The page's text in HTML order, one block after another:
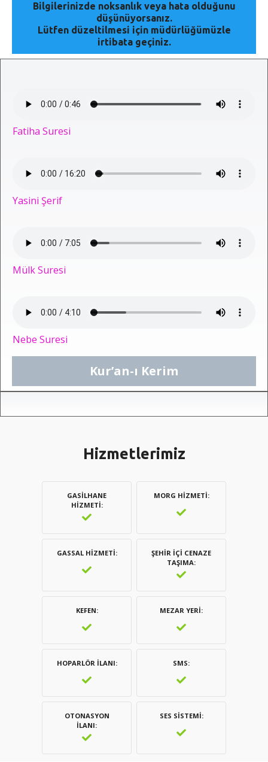
Bilgilerinizde noksanlık veya hata olduğunu
düşünüyorsanız.
Lütfen düzeltilmesi için müdürlüğümüzle
irtibata geçiniz.
Fatiha Suresi
Yasini Şerif
Mülk Suresi
Nebe Suresi
Kur’an-ı Kerim
Hizmetlerimiz
GASILHANE
HIZMETI
MORG HIZMETI
GASSAL HIZMETI
ŞEHIR İÇI CENAZE
TAŞIMA
KEFEN MEZAR YERI
HOPARLÖR İLANI SMS
OTONASYON
İLANI
SES SISTEMI